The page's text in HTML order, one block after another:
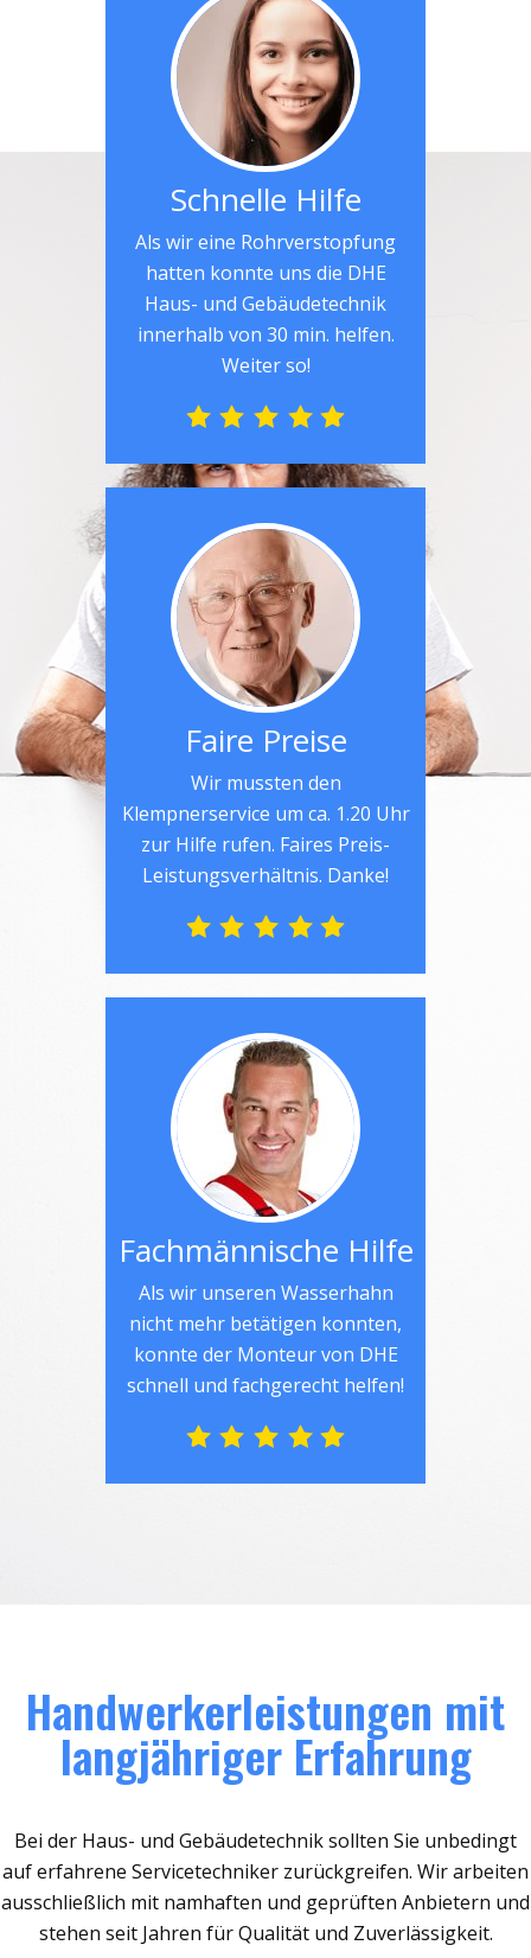
Schnelle Hilfe
Als wir eine Rohrverstopfung
hatten konnte uns die DHE
Haus- und Gebäudetechnik
innerhalb von 30 min. helfen.
Weiter so!
Faire Preise
Wir mussten den
Klempnerservice um ca. 1.20 Uhr
zur Hilfe rufen. Faires Preis-
Leistungsverhältnis. Danke!
Fachmännische Hilfe
Als wir unseren Wasserhahn
nicht mehr betätigen konnten,
konnte der Monteur von DHE
schnell und fachgerecht helfen!
Handwerkerleistungen mit
langjähriger Erfahrung
Bei der Haus- und Gebäudetechnik sollten Sie unbedingt
auf erfahrene Servicetechniker zurückgreifen. Wir arbeiten
ausschließlich mit namhaften und geprüften Anbietern und
stehen seit Jahren für Qualität und Zuverlässigkeit.